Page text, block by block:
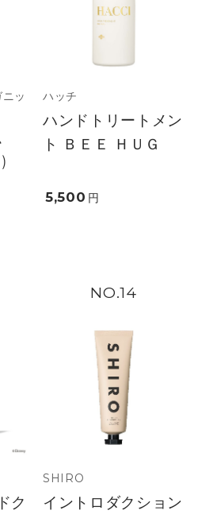
ッ
ハッチ
ハンドトリートメン
ト ＢＥＥ ＨＵＧ
5,500 円
ク
14
SHIRO
イントロダクション